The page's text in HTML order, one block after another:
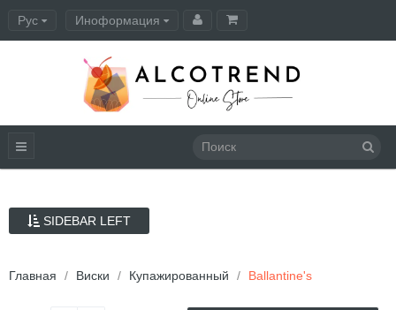
Рус Иноформация
SIDEBAR LEFT
Главная Виски Купажированный Ballantine's